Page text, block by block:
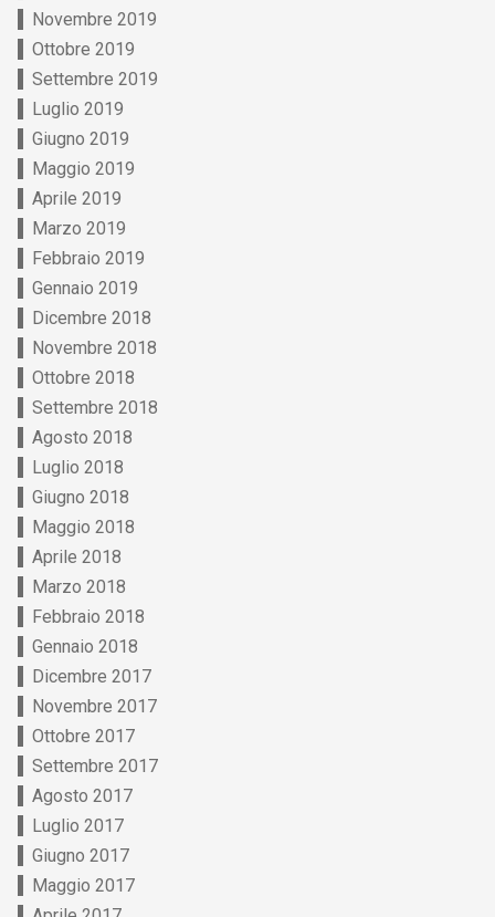
Novembre 2019
Ottobre 2019
Settembre 2019
Luglio 2019
Giugno 2019
Maggio 2019
Aprile 2019
Marzo 2019
Febbraio 2019
Gennaio 2019
Dicembre 2018
Novembre 2018
Ottobre 2018
Settembre 2018
Agosto 2018
Luglio 2018
Giugno 2018
Maggio 2018
Aprile 2018
Marzo 2018
Febbraio 2018
Gennaio 2018
Dicembre 2017
Novembre 2017
Ottobre 2017
Settembre 2017
Agosto 2017
Luglio 2017
Giugno 2017
Maggio 2017